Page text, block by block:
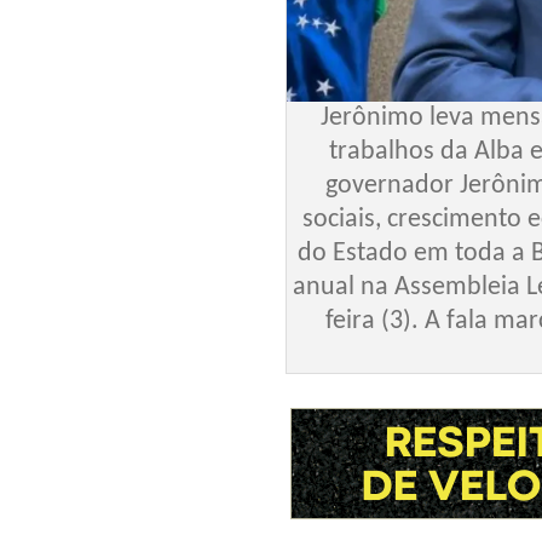
Jerônimo leva
trabalhos da Alba
governador
sociais, crescimento
do Estado em toda a
anual na Assembleia
feira (3). A fala